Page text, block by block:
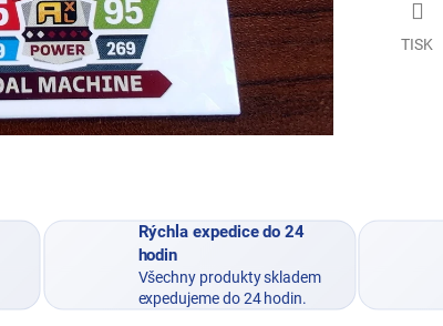
TISK
Rýchla expedice do 24
hodin
Všechny produkty skladem
expedujeme do 24 hodin.